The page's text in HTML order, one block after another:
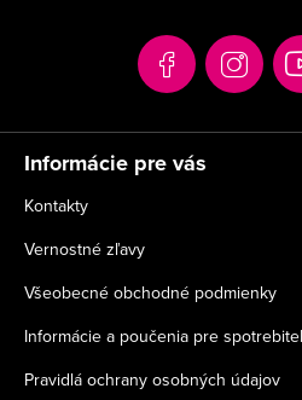
e
Informácie pre vás
Kontakty
Vernostné zľavy
Všeobecné obchodné podmienky
Informácie a poučenia pre
Pravidlá ochrany osobných údajov